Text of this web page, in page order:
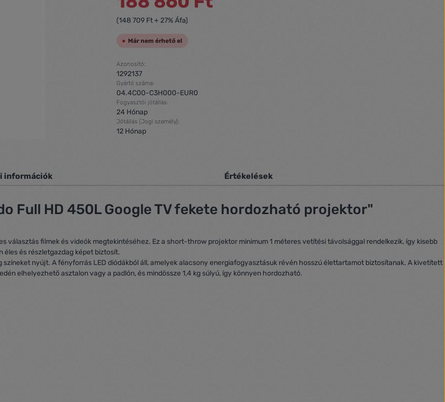
(148 709 Ft + 27% Áfa)
Már nem érhető el
Azonosító:
1292137
Gyártó száma:
04.4C00-C3H000-EUR0
Fogyasztói jótállás:
24 Hónap
Jótállás (Jogi személy):
12 Hónap
információk Értékelések
Full HD 450L Google TV fekete hordozható projektor"
választás filmek és videók megtekintéséhez. Ez a short-throw projektor minimum 1 méteres vetítési távolsággal rendelkezik, így kisebb
éles és részletgazdag képet biztosít.
nyújt. A fényforrás LED diódákból áll, amelyek alacsony energiafogyasztásuk révén hosszú élettartamot biztosítanak. A kivetített
elhelyezhető asztalon vagy a padlón, és mindössze 1,4 kg súlyú, így könnyen hordozható.